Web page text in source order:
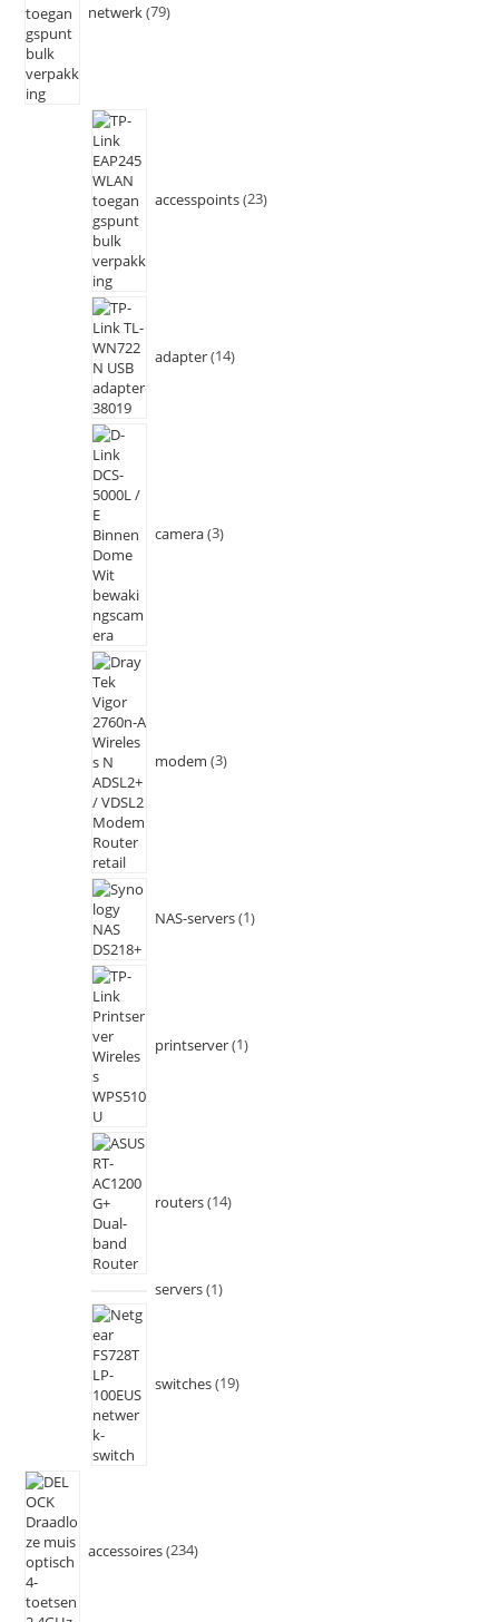
netwerk 79
accesspoints 23
adapter 14
camera 3
modem 3
NAS-servers 1
printserver 1
routers 14
servers 1
switches 19
accessoires 234